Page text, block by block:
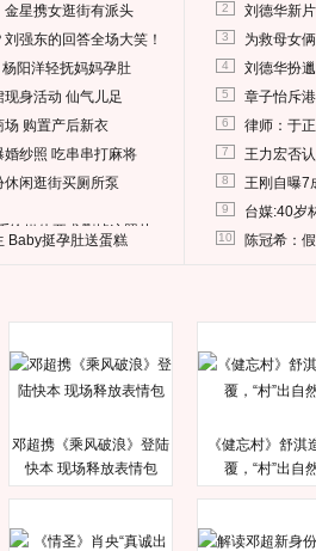
星携女逛街有派头
强东的回答全场大笑！
阳洋轻抚妈妈孕肚
身活动 仙气儿足
购置产后新衣
纱照 吃串串打麻将
闲逛街买厕所泵
给媒体要求删掉这照片
Baby挺孕肚送蛋糕
2 刘德华新
3 为救母女
4 刘德华扮
5 章子怡斥
6 律师：于
7 王力宏否
8 王刚自曝7
9 台媒:40岁
10 陈冠希：
邓超携《乘风破浪》登陆
快本 现场释放表情包
《健忘村》舒淇
覆，“村”出自